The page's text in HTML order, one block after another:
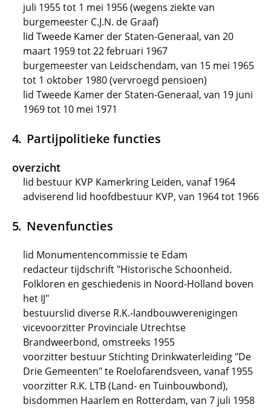
juli 1955 tot 1 mei 1956 (wegens ziekte van
burgemeester C.J.N. de Graaf)
lid Tweede Kamer der Staten-Generaal, van 20
maart 1959 tot 22 februari 1967
burgemeester van Leidschendam, van 15 mei 1965
tot 1 oktober 1980 (vervroegd pensioen)
lid Tweede Kamer der Staten-Generaal, van 19 juni
1969 tot 10 mei 1971
Partijpolitieke functies
overzicht
lid bestuur KVP Kamerkring Leiden, vanaf 1964
adviserend lid hoofdbestuur KVP, van 1964 tot 1966
Nevenfuncties
lid Monumentencommissie te Edam
redacteur tijdschrift "Historische Schoonheid.
Folkloren en geschiedenis in Noord-Holland boven
het IJ"
bestuurslid diverse R.K.-landbouwverenigingen
vicevoorzitter Provinciale Utrechtse
Brandweerbond, omstreeks 1955
voorzitter bestuur Stichting Drinkwaterleiding "De
Drie Gemeenten" te Roelofarendsveen, vanaf 1955
voorzitter R.K. LTB (Land- en Tuinbouwbond),
bisdommen Haarlem en Rotterdam, van 7 juli 1958